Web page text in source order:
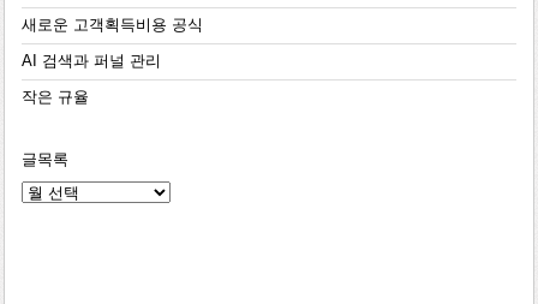
새로운 고객획득비용 공식
AI 검색과 퍼널 관리
작은 규율
글목록
글